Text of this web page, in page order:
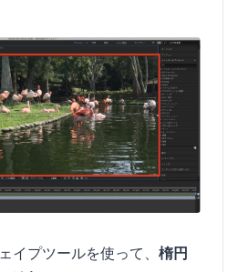
イプツールを使って、 楕円